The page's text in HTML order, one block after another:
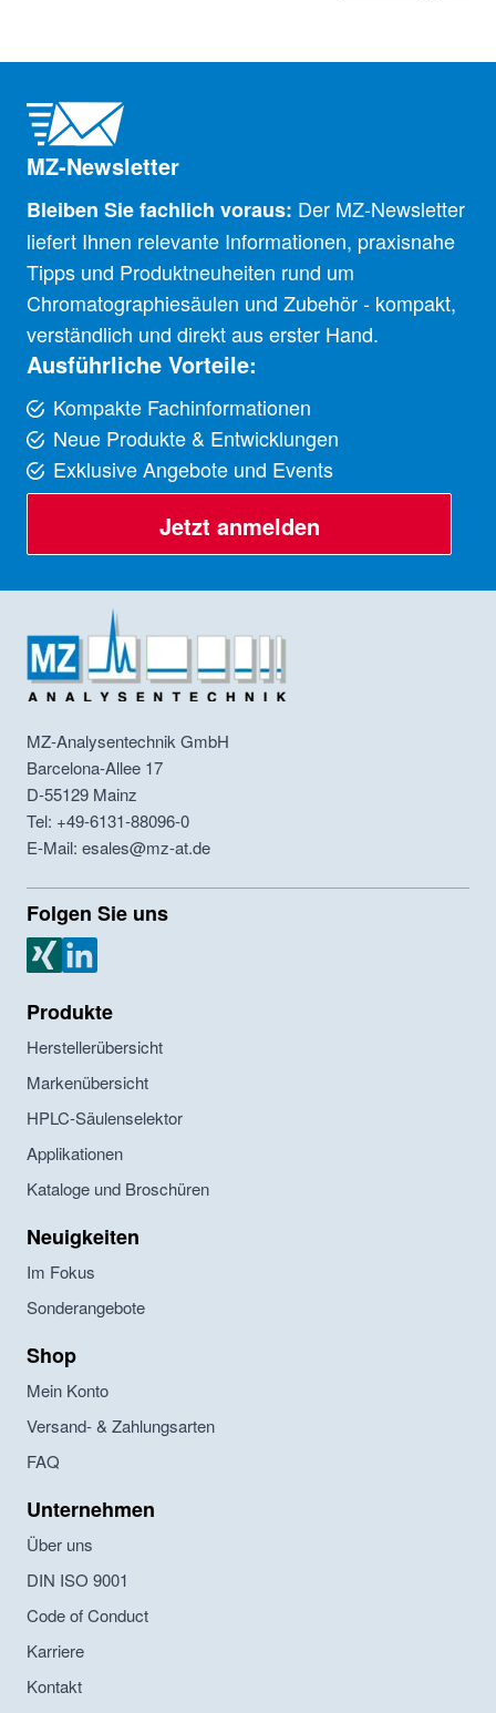
MZ-Newsletter
Bleiben Sie fachlich voraus: Der MZ-Newsletter
liefert Ihnen relevante Informationen, praxisnahe
Tipps und Produktneuheiten rund um
Chromatographiesäulen und Zubehör - kompakt,
verständlich und direkt aus erster Hand.
Ausführliche Vorteile:
Kompakte Fachinformationen
Neue Produkte & Entwicklungen
Exklusive Angebote und Events
Jetzt anmelden
MZ-Analysentechnik GmbH
Barcelona-Allee 17
D-55129 Mainz
Tel: +49-6131-88096-0
E-Mail: esales@mz-at.de
Folgen Sie uns
MZ Analysentechnik Xing
MZ Analysentechnik LinkedIn
Produkte
Herstellerübersicht
Markenübersicht
HPLC-Säulenselektor
Applikationen
Kataloge und Broschüren
Neuigkeiten
Im Fokus
Sonderangebote
Shop
Mein Konto
Versand- & Zahlungsarten
FAQ
Unternehmen
Über uns
DIN ISO 9001
Code of Conduct
Karriere
Kontakt